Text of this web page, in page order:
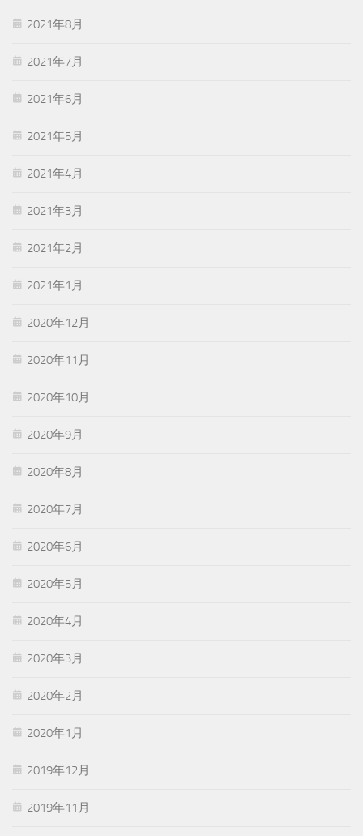
2021年8月
2021年7月
2021年6月
2021年5月
2021年4月
2021年3月
2021年2月
2021年1月
2020年12月
2020年11月
2020年10月
2020年9月
2020年8月
2020年7月
2020年6月
2020年5月
2020年4月
2020年3月
2020年2月
2020年1月
2019年12月
2019年11月